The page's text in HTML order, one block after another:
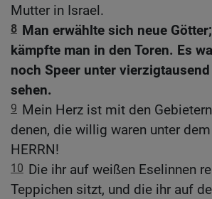
Mutter in Israel.
8 Man erwählte sich neue
kämpfte man in den Toren. Es
noch Speer unter
sehen.
9 Mein Herz ist mit den
denen, die willig waren unter
HERRN!
10 Die ihr auf weißen Eselinnen
Teppichen sitzt, und die ihr auf